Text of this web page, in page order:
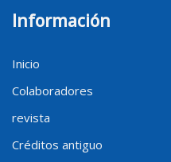
Información
Inicio
Colaboradores
revista
Créditos antiguo